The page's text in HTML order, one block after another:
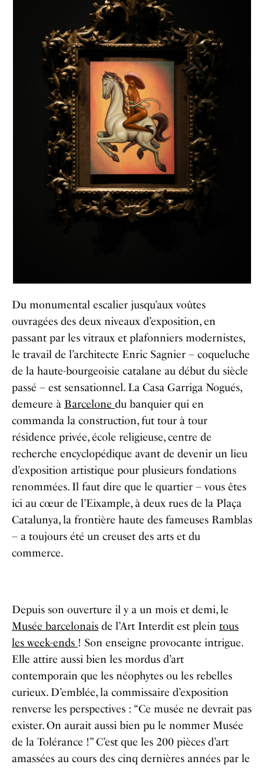
Du monumental escalier jusqu’aux voûtes
ouvragées des deux niveaux d’exposition, en
passant par les vitraux et plafonniers modernistes,
le travail de l’architecte Enric Sagnier – coqueluche
de la haute-bourgeoisie catalane au début du siècle
passé – est sensationnel. La Casa Garriga Nogués,
demeure à Barcelone du banquier qui en
commanda la construction, fut tour à tour
résidence privée, école religieuse, centre de
recherche encyclopédique avant de devenir un lieu
d’exposition artistique pour plusieurs fondations
renommées. Il faut dire que le quartier – vous êtes
ici au cœur de l’Eixample, à deux rues de la Plaça
Catalunya, la frontière haute des fameuses Ramblas
– a toujours été un creuset des arts et du
commerce.
Depuis son ouverture il y a un mois et demi, le
Musée barcelonais de l’Art Interdit est plein tous
les week-ends ! Son enseigne provocante intrigue.
Elle attire aussi bien les mordus d’art
contemporain que les néophytes ou les rebelles
curieux. D’emblée, la commissaire d’exposition
renverse les perspectives : “Ce musée ne devrait pas
exister. On aurait aussi bien pu le nommer Musée
de la Tolérance !” C’est que les 200 pièces d’art
amassées au cours des cinq dernières années par le